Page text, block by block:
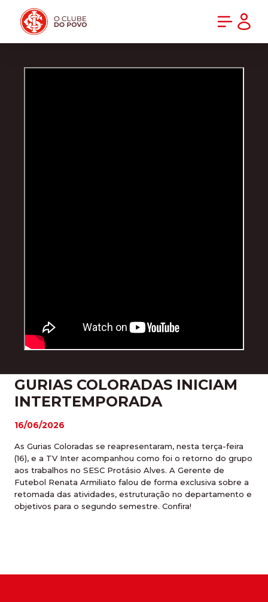
GURIAS COLORADAS INICIAM
INTERTEMPORADA
16/06/2026
As Gurias Coloradas se reapresentaram, nesta terça-feira
(16), e a TV Inter acompanhou como foi o retorno do grupo
aos trabalhos no SESC Protásio Alves. A Gerente de
Futebol Renata Armiliato falou de forma exclusiva sobre a
retomada das atividades, estruturação no departamento e
objetivos para o segundo semestre. Confira!